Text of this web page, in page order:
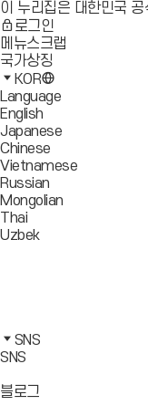
이 누리집은 대한민국
로그인
메뉴스크랩
국가상징
KOR
Language
English
Japanese
Chinese
Vietnamese
Russian
Mongolian
Thai
Uzbek
가
기
로
가
북
바
가
타
그
바
카
오
바
SNS
SNS
블로그바